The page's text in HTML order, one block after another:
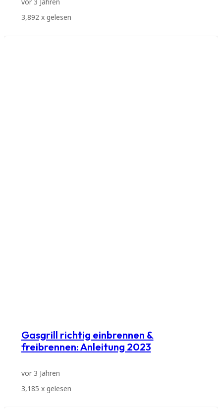
3,892x gelesen
Gasgrill richtig einbrennen &
freibrennen: Anleitung 2023
vor 3 Jahren
3,185 x gelesen